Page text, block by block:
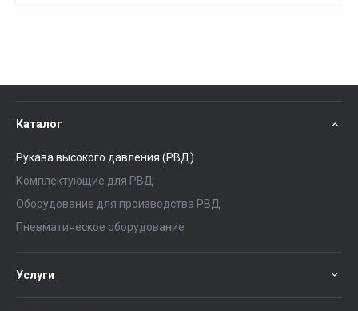
Каталог
Рукава высокого давления (РВД)
Комплектующие для РВД
Оборудование для производства РВД
Пневматическое оборудование
Услуги